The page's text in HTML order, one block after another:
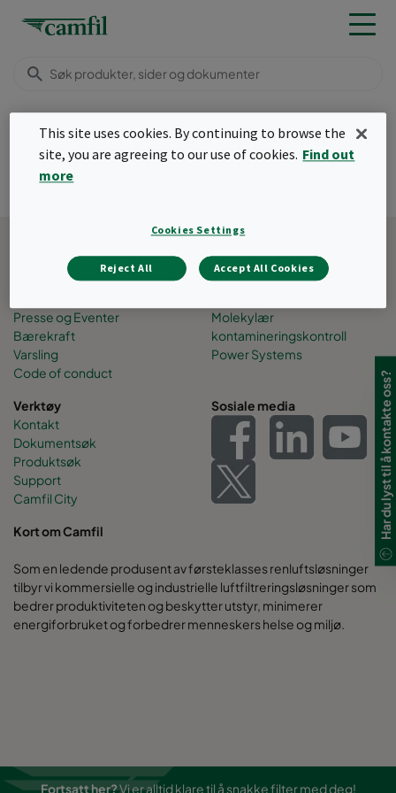
Support & services Support AirImage 2
AirImage 2.0
Om Camfil
Karrieremuligheter
Presse og Eventer
Bærekraft
Varsling
Code of conduct
Forretningsområder
Air Pollution Control
Molekylær
kontamineringskontroll
Power Systems
Verktøy
Kontakt
Dokumentsøk
Produktsøk
Support
Camfil City
Sosiale media
Kort om Camfil
Som en ledende produsent av førsteklasses renluftsløsninger
tilbyr vi kommersielle og industrielle luftfiltreringsløsninger som
bedrer produktiviteten og beskytter utstyr, minimerer
energiforbruket og forbedrer menneskers helse og miljø.
Fortsatt her?Vi er alltid klare til å snakke filter med deg!
Har du lyst til å kontakte oss?
This site uses cookies. By continuing to browse the
site, you are agreeing to our use of cookies. Find out
more
Cookies Settings
Reject All Accept All Cookies